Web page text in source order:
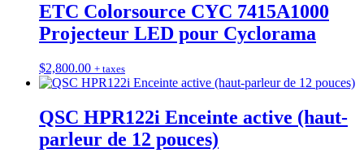
ETC Colorsource CYC 7415A1000
Projecteur LED pour Cyclorama
$2,800.00 + taxes
QSC HPR122i Enceinte active (haut-
parleur de 12 pouces)